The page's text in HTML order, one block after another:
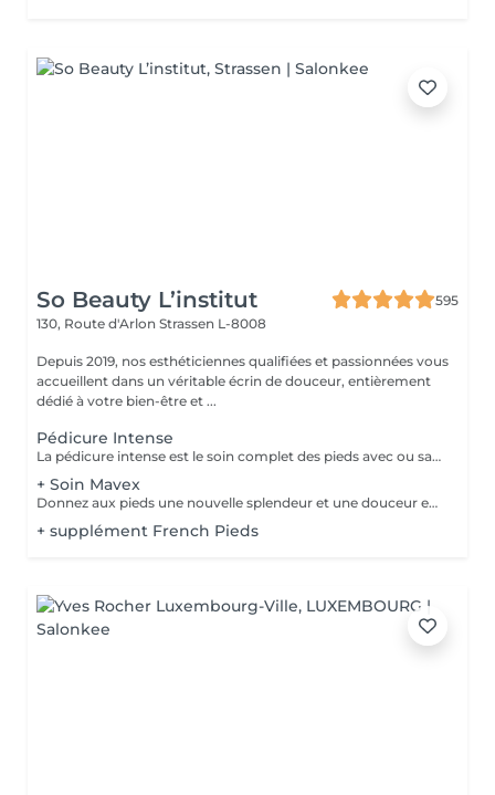
So Beauty L’institut
595
130, Route d'Arlon Strassen L-8008
Depuis 2019, nos esthéticiennes qualifiées et passionnées vous
accueillent dans un véritable écrin de douceur, entièrement
dédié à votre bien-être et ...
Pédicure Intense
La pédicure intense est le soin complet des pieds avec ou sans souci particulier. Elle comprend : bain de pied, pousse et coupe des cuticules, coupe et limage des ongles, travail des callosités et/ou cors au bistouri/crédo, rape, gommage, massage avec crème de soin. La pose de vernis transparent est incluse si souhaitée.
+ Soin Mavex
Donnez aux pieds une nouvelle splendeur et une douceur extraordinaire grâce à un traitement agréable et relaxant. Mavex Calluspeeling® est un soin professionnel pour la beauté des pieds qui permet d'obtenir des résultats immédiats et incroyables avec une seule séance. Rapide, facile, et efficace ! Mavex Calluspeeling® peut être réalisé seul comme une pédicure classique mais sans lame ni fraise, ou proposé en complément en cabine lors d'un soin visage (lors de la pose d'un masque), soin corps (lors d'un enveloppement), ou d'un soin des ongles et des cuticules.
+ supplément French Pieds